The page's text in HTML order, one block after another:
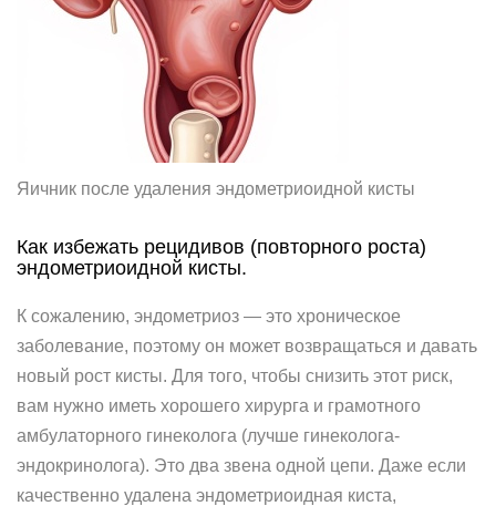
Яичник после удаления эндометриоидной кисты
Как избежать рецидивов (повторного роста)
эндометриоидной кисты.
К сожалению, эндометриоз — это хроническое
заболевание, поэтому он может возвращаться и давать
новый рост кисты. Для того, чтобы снизить этот риск,
вам нужно иметь хорошего хирурга и грамотного
амбулаторного гинеколога (лучше гинеколога-
эндокринолога). Это два звена одной цепи. Даже если
качественно удалена эндометриоидная киста,